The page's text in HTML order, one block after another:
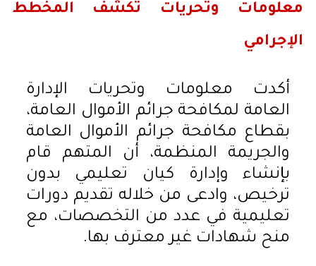
معلومات وتحريات تكشف المخطط
الإجرامي
أكدت معلومات وتحريات الإدارة
العامة لمكافحة جرائم الأموال العامة،
بقطاع مكافحة جرائم الأموال العامة
والجريمة المنظمة، أن المتهم قام
بإنشاء وإدارة كيان تعليمي بدون
ترخيص، وادعى من خلاله تقديم دورات
تعليمية في عدد من التخصصات، مع
منح شهادات غير معترف بها.